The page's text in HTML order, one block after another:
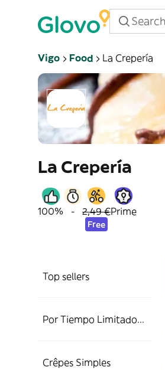
Vigo Food La Crepería
La Crepería
100% - 2,49 €
Free
Prime
Top sellers
Por Tiempo Limitado...
Crêpes Simples